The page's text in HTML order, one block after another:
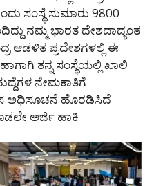
ಸಂಸ್ಥೆ ಸುಮಾರು 9800
ನಮ್ಮ ಭಾರತ ದೇಶದಾದ್ಯಂತ
ಆಡಳಿತ ಪ್ರದೇಶಗಳಲ್ಲಿ ಈ
ತನ್ನ ಸಂಸ್ಥೆಯಲ್ಲಿ ಖಾಲಿ
ನೇಮಕಾತಿಗೆ
ಅಧಿಸೂಚನೆ ಹೊರಡಿಸಿದೆ
ಅರ್ಜಿ ಹಾಕಿ